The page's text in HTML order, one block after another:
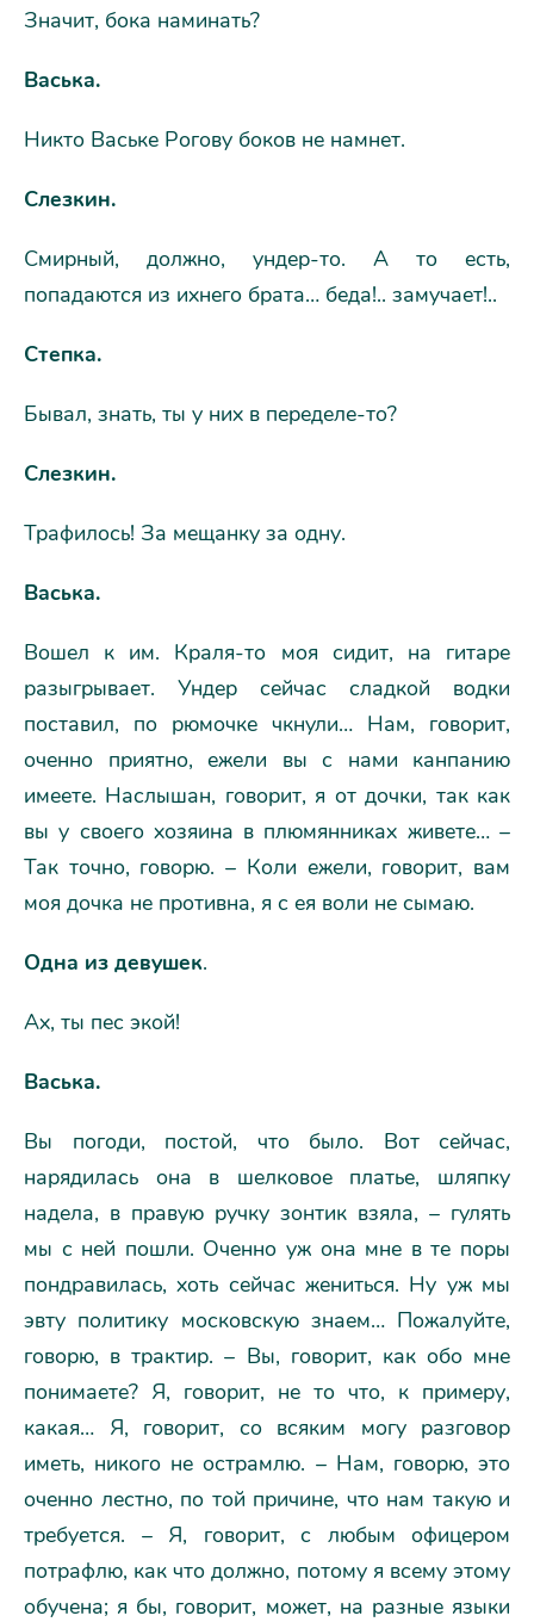
Значит, бока наминать?
Васька.
Никто Ваське Рогову боков не намнет.
Слезкин.
Смирный, должно, ундер-то. А то есть,
попадаются из ихнего брата… беда!.. замучает!..
Степка.
Бывал, знать, ты у них в переделе-то?
Слезкин.
Трафилось! За мещанку за одну.
Васька.
Вошел к им. Краля-то моя сидит, на гитаре
разыгрывает. Ундер сейчас сладкой водки
поставил, по рюмочке чкнули… Нам, говорит,
оченно приятно, ежели вы с нами канпанию
имеете. Наслышан, говорит, я от дочки, так как
вы у своего хозяина в плюмянниках живете… –
Так точно, говорю. – Коли ежели, говорит, вам
моя дочка не противна, я с ея воли не сымаю.
Одна из девушек.
Ах, ты пес экой!
Васька.
Вы погоди, постой, что было. Вот сейчас,
нарядилась она в шелковое платье, шляпку
надела, в правую ручку зонтик взяла, – гулять
мы с ней пошли. Оченно уж она мне в те поры
пондравилась, хоть сейчас жениться. Ну уж мы
эвту политику московскую знаем… Пожалуйте,
говорю, в трактир. – Вы, говорит, как обо мне
понимаете? Я, говорит, не то что, к примеру,
какая… Я, говорит, со всяким могу разговор
иметь, никого не острамлю. – Нам, говорю, это
оченно лестно, по той причине, что нам такую и
требуется. – Я, говорит, с любым офицером
потрафлю, как что должно, потому я всему этому
обучена; я бы, говорит, может, на разные языки